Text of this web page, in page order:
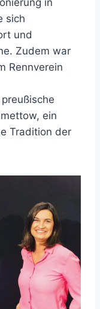
in
sich
und
Zudem war
Rennverein
ein
Tradition der